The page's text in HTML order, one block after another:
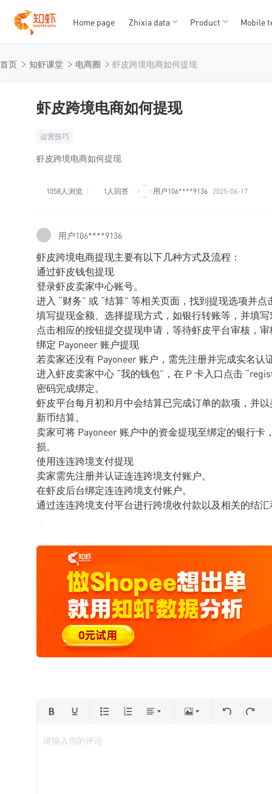
12345
Home page Zhixia data Product Mobile
首页 知虾课堂 电商圈 虾皮跨境电商如何提现
虾皮跨境电商如何提现
运营技巧
虾皮跨境电商如何提现
1058人浏览 1人回答 用户106****9136 2025-06-17
用户106****9136
虾皮跨境电商提现主要有以下几种方式及流程：
通过虾皮钱包提现
登录虾皮卖家中心账号。
进入 “财务” 或 “结算” 等相关页面，找到提现选项并
填写提现金额、选择提现方式，如银行转账等，并填
点击相应的按钮提交提现申请，等待虾皮平台审核，
绑定 Payoneer 账户提现
若卖家还没有 Payoneer 账户，需先注册并完成实名
进入虾皮卖家中心 “我的钱包”，在 P 卡入口点击
密码完成绑定。
虾皮平台每月初和月中会结算已完成订单的款项，并
新币结算。
卖家可将 Payoneer 账户中的资金提现至绑定的银行卡
损。
使用连连跨境支付提现
卖家需先注册并认证连连跨境支付账户。
在虾皮后台绑定连连跨境支付账户。
通过连连跨境支付平台进行跨境收付款以及相关的结
请输入你的评论